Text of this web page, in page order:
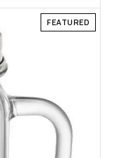
FEATURED